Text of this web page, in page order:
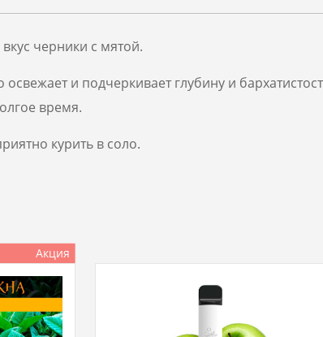
черники с мятой.
и подчеркивает глубину и
время.
курить в соло.
Акция